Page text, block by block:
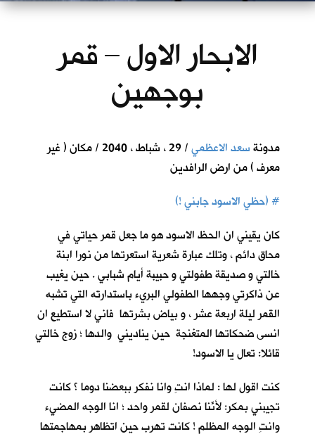
الابحار الاول – قمر
بوجهين
مدونةسعد الاعظمي
/ 29 ، شباط ، 2040 / مكان ( غير
معرف ) من ارض الرافدين
#(حظي الاسود جابني !)
كان يقيني ان الحظ الاسود هو ما جعل قمر حياتي في
محاق دائم ، وتلك عبارة شعرية استعرتها من نورا ابنة
خالتي و صديقة طفولتي و حبيبة أيام شبابي . حين يغيب
عن ذاكرتي وجهها الطفولي البريء باستدارته التي تشبه
القمر ليلة اربعة عشر ، و بياض بشرتها فاني لا استطيع ان
انسى ضحكاتها المتغنجة حين يناديني والدها ؛ زوج خالتي
قائلا: تعال يا الاسود!
كنت اقول لها : لماذا انتِ وانا نفكر ببعضنا دوما ؟ كانت
تجيبني بمكر: لأنّنا نصفانِ لقمر واحد ؛ انا الوجه المضيء
وانتِ الوجه المظلم ! كانت تهرب حين اتظاهر بمهاجمتها